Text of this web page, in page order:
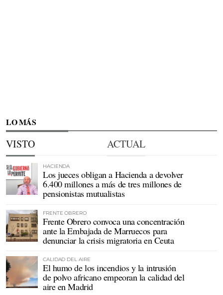
LO MÁS
VISTO ACTUAL
HACIENDA
Los jueces obligan a Hacienda a devolver
6.400 millones a más de tres millones de
pensionistas mutualistas
FRENTE OBRERO
Frente Obrero convoca una concentración
ante la Embajada de Marruecos para
denunciar la crisis migratoria en Ceuta
CALIDAD DEL AIRE
El humo de los incendios y la intrusión
de polvo africano empeoran la calidad del
aire en Madrid